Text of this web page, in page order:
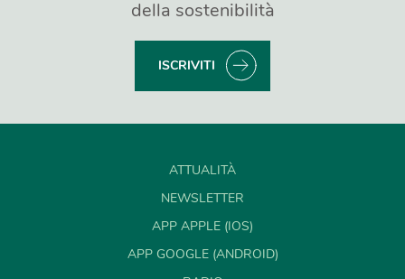
della sostenibilità
ISCRIVITI
ATTUALITÀ
NEWSLETTER
APP APPLE (IOS)
APP GOOGLE (ANDROID)